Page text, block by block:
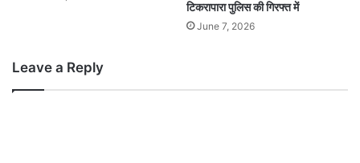
टिकरापारा पुलिस की गिरफ्त में
June 7, 2026
Leave a Reply